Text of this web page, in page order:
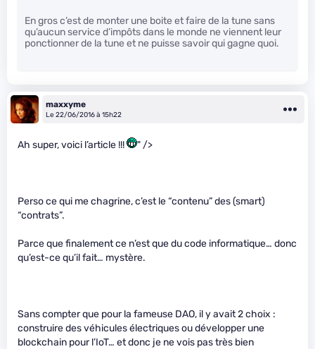
En gros c’est de monter une boite et faire de la tune sans
qu’aucun service d’impôts dans le monde ne viennent leur
ponctionner de la tune et ne puisse savoir qui gagne quoi.
maxxyme
Le 22/06/2016 à 15h22
Ah super, voici l’article !!! " />
Perso ce qui me chagrine, c’est le “contenu” des (smart)
“contrats”.
Parce que finalement ce n’est que du code informatique… donc
qu’est-ce qu’il fait… mystère.
Sans compter que pour la fameuse DAO, il y avait 2 choix :
construire des véhicules électriques ou développer une
blockchain pour l’IoT… et donc je ne vois pas très bien